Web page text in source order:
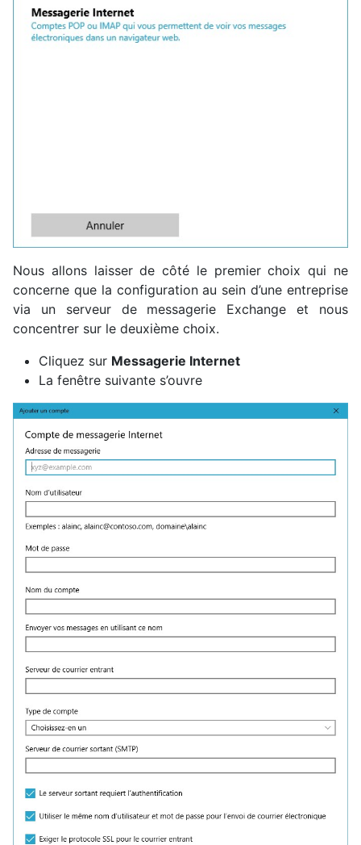
Nous allons laisser de côté le premier choix qui ne
concerne que la configuration au sein d’une entreprise
via un serveur de messagerie Exchange et nous
concentrer sur le deuxième choix.
Cliquez sur Messagerie Internet
La fenêtre suivante s’ouvre